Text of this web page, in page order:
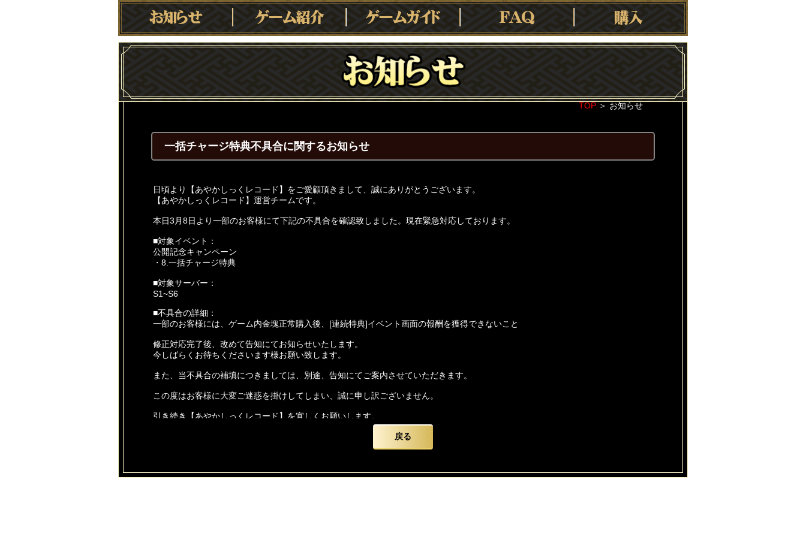
TOP ＞ お知らせ
一括チャージ特典不具合に関するお知らせ
日頃より【あやかしっくレコード】をご愛顧頂きまして、誠にありがとうございます。
【あやかしっくレコード】運営チームです。
本日3月8日より一部のお客様にて下記の不具合を確認致しました。現在緊急対応しております。
■対象イベント：
公開記念キャンペーン
・8.一括チャージ特典
■対象サーバー：
S1~S6
■不具合の詳細：
一部のお客様には、ゲーム内金塊正常購入後、[連続特典]イベント画面の報酬を獲得できないこと
修正対応完了後、改めて告知にてお知らせいたします。
今しばらくお待ちくださいます様お願い致します。
また、当不具合の補填につきましては、別途、告知にてご案内させていただきます。
この度はお客様に大変ご迷惑を掛けしてしまい、誠に申し訳ございません。
引き続き【あやかしっくレコード】を宜しくお願いします。
戻る